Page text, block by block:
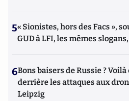
5« Sionistes, hors des Facs »,
GUD à LFI, les mêmes
6Bons baisers de Russie ? Voilà
derrière les attaques aux
Leipzig